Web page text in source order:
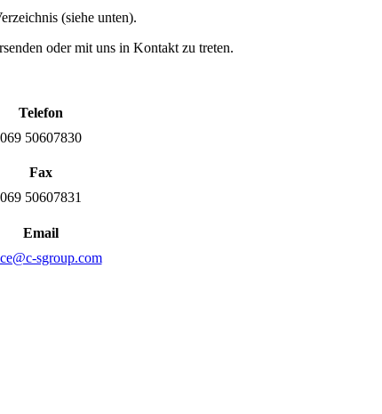
(siehe unten).
oder mit uns in Kontakt zu treten.
Telefon
069 50607830
Fax
069 50607831
Email
sgroup.com